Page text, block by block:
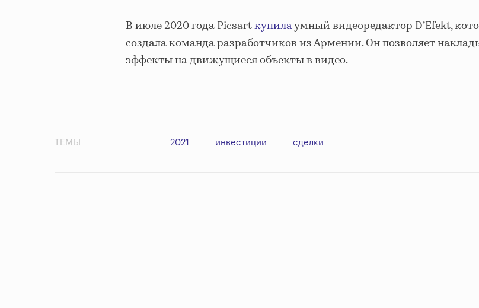
В июле 2020 года Picsartкупилаумный видеоредактор D’Efekt,
создала команда разработчиков из Армении. Он позволяет
эффекты на движущиеся объекты в видео.
ТЕМЫ 2021 инвестиции сделки